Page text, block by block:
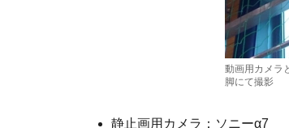
動画用カメラ
脚にて撮影
静止画用カメラ：ソニーα7